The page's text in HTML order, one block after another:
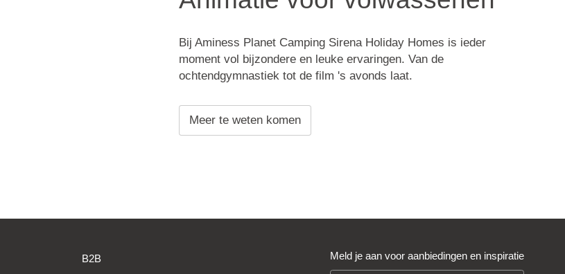
Bij Aminess Planet Camping Sirena Holiday Homes is ieder
moment vol bijzondere en leuke ervaringen. Van de
ochtendgymnastiek tot de film 's avonds laat.
Meer te weten komen
B2B Meld je aan voor aanbiedingen en inspiratie